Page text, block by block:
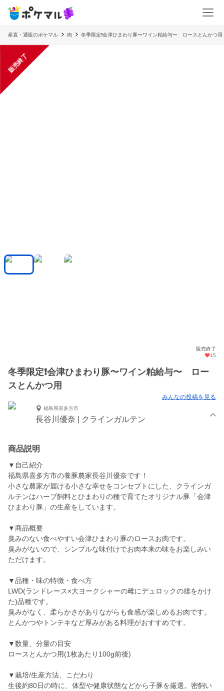
産直・通販のポケマル 肉 冬季限定❗️会津ひまわり豚〜ワイン粕給与〜 ロースとんかつ用
販売終了
販売終了
15
冬季限定❗️会津ひまわり豚〜ワイン粕給与〜 ロー
スとんかつ用
みんなの投稿を見る
福島県喜多方市
長谷川優奈 | クラインガルテン
商品説明
▼自己紹介
福島県喜多方市の養豚農家長谷川優奈です！
小さな農家が届ける小さな幸せをコンセプトにした、クラインガ
ルテンはハーブ飼料とひまわりの種で育てたオリジナル豚「会津
ひまわり豚」の生産をしています。
▼商品概要
臭みのない食べやすい会津ひまわり豚のロースお肉です。
臭みがないので、シンプルな味付けでお肉本来の味をお楽しみい
ただけます。
▼品種・味の特徴・食べ方
LWD(ランドレース×大ヨークシャーの雌にデュロックの雄をかけ
た)品種です。
臭みがなく、柔らかさがありながらも食感が楽しめるお肉です。
とんかつやトンテキなど厚みがある料理がおすすめです。
▼数量、分量の目安
ロースとんかつ用(1枚あたり100g前後)
▼栽培/生産方法、こだわり
生後約80日の時に、体型や健康状態などから子豚を厳選。密飼い